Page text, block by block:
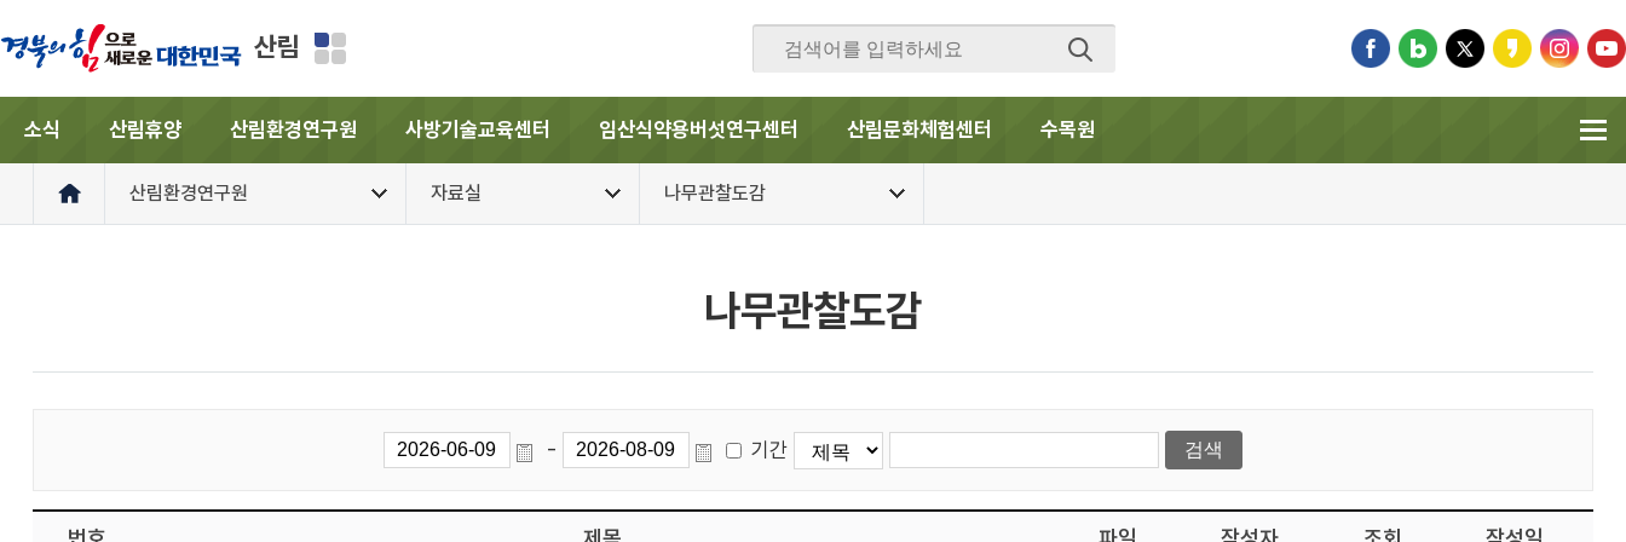
산림
소식 산림휴양 산림환경연구원 사방기술교육센터 임산식약용버섯연구센터 산림문화체험센터 수목원
산림환경연구원 자료실 나무관찰도감
나무관찰도감
- 기간